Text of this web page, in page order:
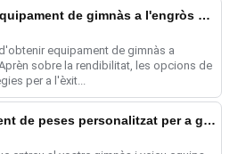
Beneficis de comprar equipament de gimnàs a l'engròs de la Xina
equipament de gimnàs a
sobre la rendibilitat, les opcions de
per a l'èxit...
Equipament d'aixecament de peses personalitzat per a gimnasos